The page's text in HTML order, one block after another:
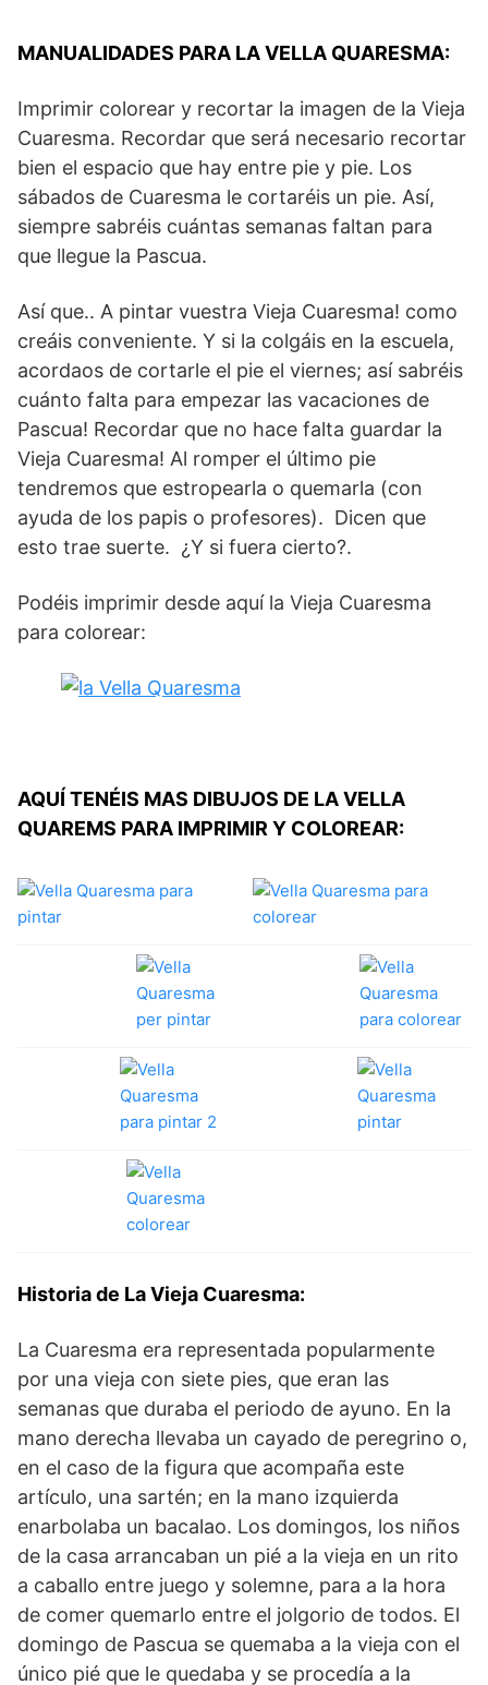
MANUALIDADES PARA LA VELLA QUARESMA:
Imprimir colorear y recortar la imagen de la Vieja
Cuaresma. Recordar que será necesario recortar
bien el espacio que hay entre pie y pie. Los
sábados de Cuaresma le cortaréis un pie. Así,
siempre sabréis cuántas semanas faltan para
que llegue la Pascua.
Así que.. A pintar vuestra Vieja Cuaresma! como
creáis conveniente. Y si la colgáis en la escuela,
acordaos de cortarle el pie el viernes; así sabréis
cuánto falta para empezar las vacaciones de
Pascua! Recordar que no hace falta guardar la
Vieja Cuaresma! Al romper el último pie
tendremos que estropearla o quemarla (con
ayuda de los papis o profesores). Dicen que
esto trae suerte. ¿Y si fuera cierto?.
Podéis imprimir desde aquí la Vieja Cuaresma
para colorear:
AQUÍ TENÉIS MAS DIBUJOS DE LA VELLA
QUAREMS PARA IMPRIMIR Y COLOREAR:
Historia de La Vieja Cuaresma:
La Cuaresma era representada popularmente
por una vieja con siete pies, que eran las
semanas que duraba el periodo de ayuno. En la
mano derecha llevaba un cayado de peregrino o,
en el caso de la figura que acompaña este
artículo, una sartén; en la mano izquierda
enarbolaba un bacalao. Los domingos, los niños
de la casa arrancaban un pié a la vieja en un rito
a caballo entre juego y solemne, para a la hora
de comer quemarlo entre el jolgorio de todos. El
domingo de Pascua se quemaba a la vieja con el
único pié que le quedaba y se procedía a la